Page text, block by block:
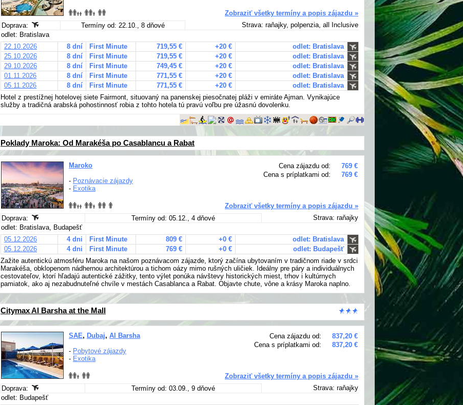
Zobraziť všetky termíny a popis zájazdu »
Doprava:
Termíny od: 22.10., 8 dňové
Strava: raňajky, polpenzia, all Inclusive
odlet: Bratislava
22.10.2026
8 dní First Minute 719,55 € +20 €
odlet: Bratislava
25.10.2026
8 dní First Minute 719,55 € +20 €
odlet: Bratislava
29.10.2026
8 dní First Minute 749,45 € +20 €
odlet: Bratislava
01.11.2026
8 dní First Minute 771,55 € +20 €
odlet: Bratislava
05.11.2026
8 dní First Minute 771,55 € +20 €
odlet: Bratislava
Hotel z prestížnej hotelovej siete Fairmont, situovaný na panenskej piesočnatej pláži v emiráte Ajman. Vynikajúce
služby a tradičná arabská pohostinnosť robia z tohto hotela tú pravú voľbu pre úžasnú dovolenku.
Poklady Maroka: Od Marakéša po Casablancu a Rabat
Cena zájazdu od:
769 €
Cena s príplatkami od:
769 €
Maroko
- Poznávacie zájazdy
- Exotika
Zobraziť všetky termíny a popis zájazdu »
Doprava:
Termíny od: 05.12., 4 dňové
Strava: raňajky
odlet: Bratislava, Budapešť
05.12.2026
4 dni First Minute 809 € +0 €
odlet: Bratislava
05.12.2026
4 dni First Minute 769 € +0 €
odlet: Budapešť
Zažite autentickú atmosféru Maroka na našom poznávacom zájazde, ktorý začína ubytovaním v tradičnom riade v srdci
Marakéša, obklopenom nádhernou architektúrou a tichom oázy mimo rušných uličiek. Ideálny pre páry a individuálnych
cestovateľov, ktorí hľadajú autentické zážitky, tento výlet ponúka návštevy historických miest, trhov i kultúrnych
pamiatok, ako aj nezabudnuteľné chvíle v mestách Casablanca a Rabat. Objavte chute, vône a krásy Maroka naplno.
Citymax Al Barsha at the Mall
Cena zájazdu od:
837,20 €
Cena s príplatkami od:
837,20 €
SAE, Dubaj, Al Barsha
- Pobytové zájazdy
- Exotika
Zobraziť všetky termíny a popis zájazdu »
Doprava:
Termíny od: 03.09., 9 dňové
Strava: raňajky
odlet: Budapešť